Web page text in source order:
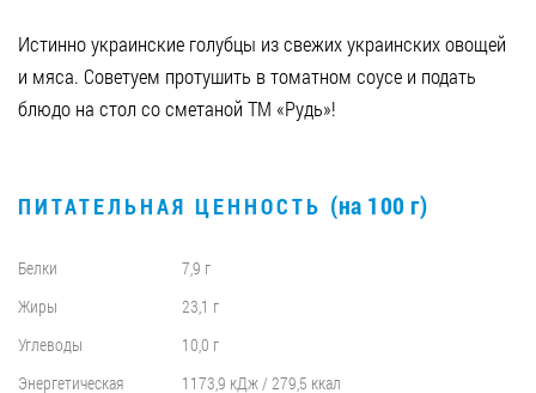
0412 42 29 23
Истинно украинские голубцы из свежих украинских овощей
и мяса. Советуем протушить в томатном соусе и подать
блюдо на стол со сметаной ТМ «Рудь»!
ПИТАТЕЛЬНАЯ ЦЕННОСТЬ (на 100 г)
Белки
7,9 г
Жиры
23,1 г
Углеводы
10,0 г
Энергетическая
1173,9 кДж / 279,5 ккал